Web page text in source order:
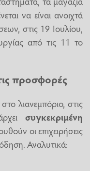
να είναι ανοιχτά
στις 19 Ιουλίου,
από τις 11 το
προσφορές
λιανεμπόριο, στις
συγκεκριμένη
οι επιχειρήσεις
Αναλυτικά: